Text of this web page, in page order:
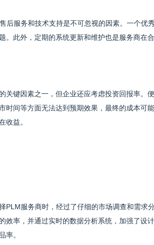
后服务和技术支持是不可忽视的因素。一个优
。此外，定期的系统更新和维护也是服务商在
关键因素之一，但企业还应考虑投资回报率。
时间等方面无法达到预期效果，最终的成本可
收益。
PLM服务商时，经过了仔细的市场调查和需
效率，并通过实时的数据分析系统，加强了设
率。